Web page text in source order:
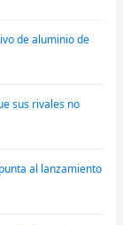
de aluminio de
sus rivales no
al lanzamiento